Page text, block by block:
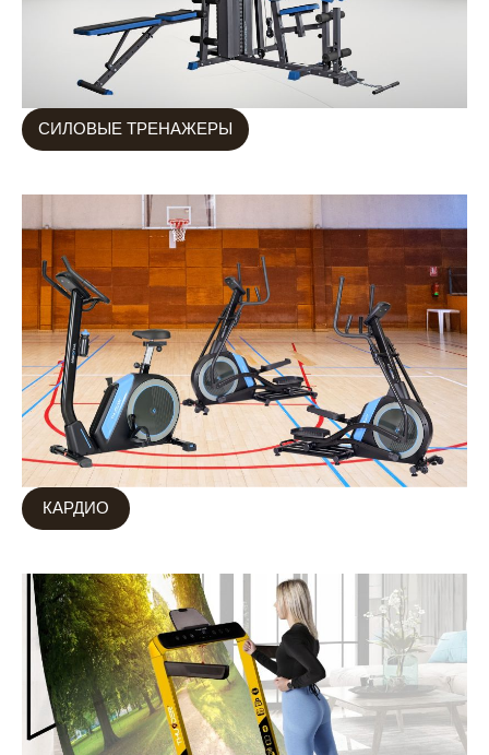
СИЛОВЫЕ ТРЕНАЖЕРЫ
КАРДИО